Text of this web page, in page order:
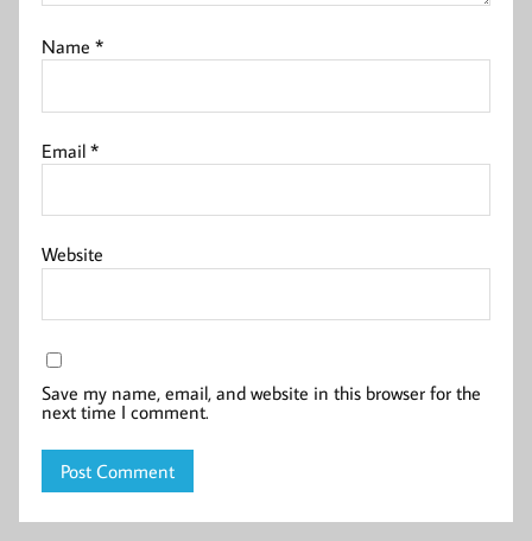
Name*
Email*
Website
Save my name, email, and website in this browser for the
next time I comment.